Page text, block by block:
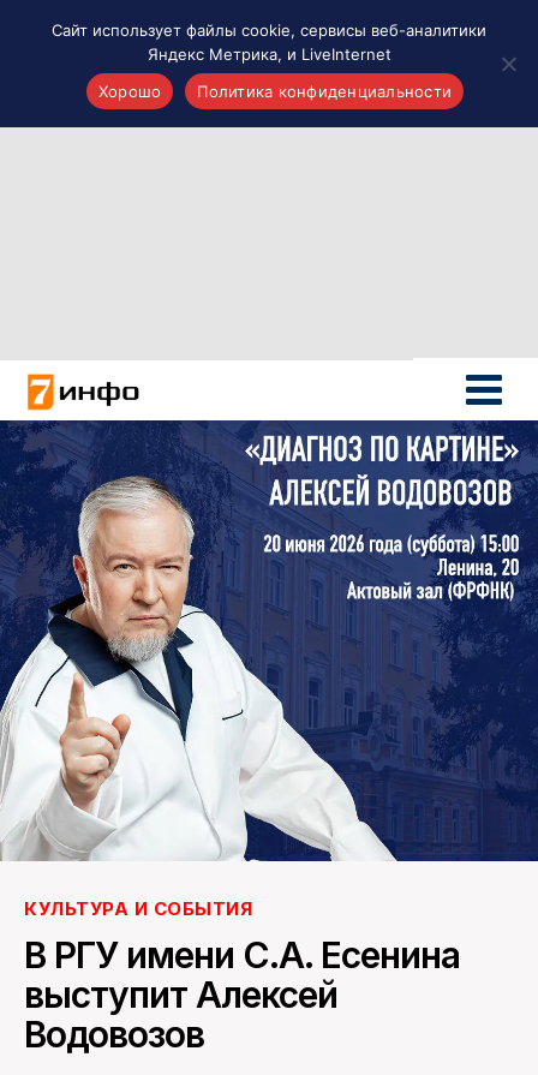
Новости России
Политика
Новости мира
Все материалы 7инфо
О НАС
ПОИСК ПО САЙТУ
КУЛЬТУРА И СОБЫТИЯ
В РГУ имени С.А. Есенина
выступит Алексей
Водовозов
Сайт использует файлы cookie, сервисы веб-аналитики
Яндекс Метрика, и LiveInternet
Хорошо
Политика конфиденциальности